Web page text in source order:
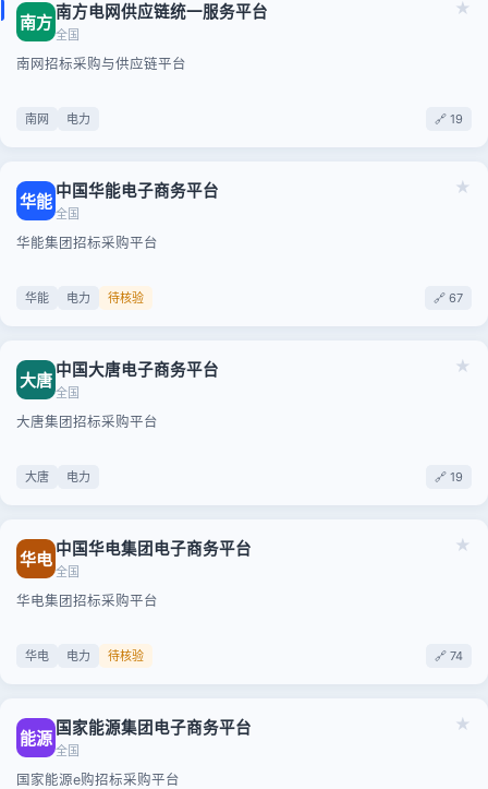
★
南方南方电网供应链统一服务平台
全国
南网招标采购与供应链平台
南网 电力 🔗 19
★
华能 中国华能电子商务平台
全国
华能集团招标采购平台
华能 电力 待核验 🔗 67
★
大唐 中国大唐电子商务平台
全国
大唐集团招标采购平台
大唐 电力 🔗 19
★
华电 中国华电集团电子商务平台
全国
华电集团招标采购平台
华电 电力 待核验 🔗 74
★
能源 国家能源集团电子商务平台
全国
国家能源e购招标采购平台